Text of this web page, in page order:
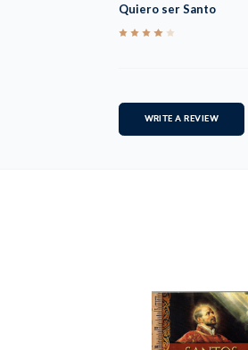
Quiero ser Santo
WRITE A REVIEW